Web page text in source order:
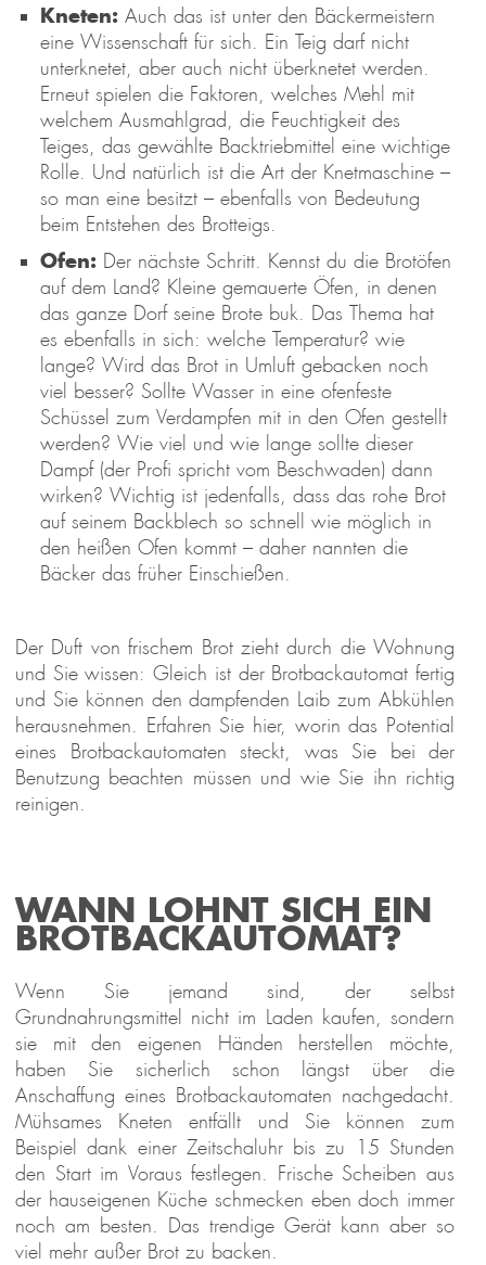
Pro
Advanced
Control
Multi-
Power
Standmixer
Soup
2.000 W
Kaffeemühle
Pro Touch
30
Kneten: Auch das ist unter den Bäckermeistern
eine Wissenschaft für sich. Ein Teig darf nicht
unterknetet, aber auch nicht überknetet werden.
Erneut spielen die Faktoren, welches Mehl mit
welchem Ausmahlgrad, die Feuchtigkeit des
Teiges, das gewählte Backtriebmittel eine wichtige
Rolle. Und natürlich ist die Art der Knetmaschine –
so man eine besitzt – ebenfalls von Bedeutung
beim Entstehen des Brotteigs.
Ofen: Der nächste Schritt. Kennst du die Brotöfen
auf dem Land? Kleine gemauerte Öfen, in denen
das ganze Dorf seine Brote buk. Das Thema hat
es ebenfalls in sich: welche Temperatur? wie
lange? Wird das Brot in Umluft gebacken noch
viel besser? Sollte Wasser in eine ofenfeste
Schüssel zum Verdampfen mit in den Ofen gestellt
werden? Wie viel und wie lange sollte dieser
Dampf (der Profi spricht vom Beschwaden) dann
wirken? Wichtig ist jedenfalls, dass das rohe Brot
auf seinem Backblech so schnell wie möglich in
den heißen Ofen kommt – daher nannten die
Bäcker das früher Einschießen.
Der Duft von frischem Brot zieht durch die Wohnung
und Sie wissen: Gleich ist der Brotbackautomat fertig
und Sie können den dampfenden Laib zum Abkühlen
herausnehmen. Erfahren Sie hier, worin das Potential
eines Brotbackautomaten steckt, was Sie bei der
Benutzung beachten müssen und wie Sie ihn richtig
reinigen.
WANN LOHNT SICH EIN
BROTBACKAUTOMAT?
Wenn Sie jemand sind, der selbst
Grundnahrungsmittel nicht im Laden kaufen, sondern
sie mit den eigenen Händen herstellen möchte,
haben Sie sicherlich schon längst über die
Anschaffung eines Brotbackautomaten nachgedacht.
Mühsames Kneten entfällt und Sie können zum
Beispiel dank einer Zeitschaluhr bis zu 15 Stunden
den Start im Voraus festlegen. Frische Scheiben aus
der hauseigenen Küche schmecken eben doch immer
noch am besten. Das trendige Gerät kann aber so
viel mehr außer Brot zu backen.